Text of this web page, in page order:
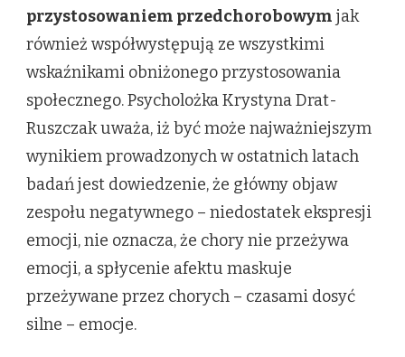
przystosowaniem przedchorobowym jak
również współwystępują ze wszystkimi
wskaźnikami obniżonego przystosowania
społecznego. Psycholożka Krystyna Drat-
Ruszczak uważa, iż być może najważniejszym
wynikiem prowadzonych w ostatnich latach
badań jest dowiedzenie, że główny objaw
zespołu negatywnego – niedostatek ekspresji
emocji, nie oznacza, że chory nie przeżywa
emocji, a spłycenie afektu maskuje
przeżywane przez chorych – czasami dosyć
silne – emocje.